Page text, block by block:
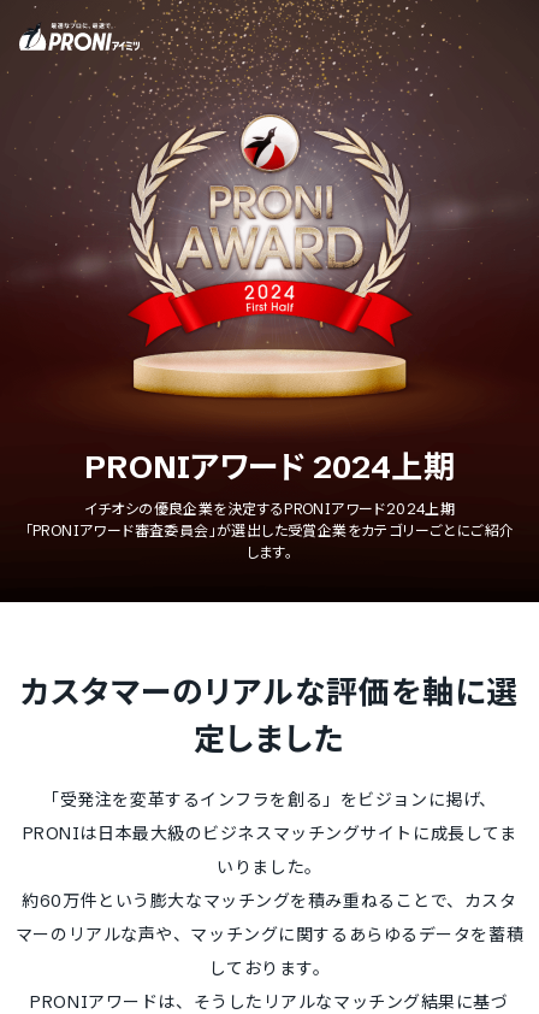
PRONIアワード 2024上期
イチオシの優良企業を決定するPRONIアワード2024上期
「PRONIアワード審査委員会」が選出した受賞企業をカテゴリーごとにご紹介
します。
カスタマーのリアルな評価を軸に選
定しました
「受発注を変革するインフラを創る」をビジョンに掲げ、
PRONIは日本最大級のビジネスマッチングサイトに成長してま
いりました。
約60万件という膨大なマッチングを積み重ねることで、カスタ
マーのリアルな声や、マッチングに関するあらゆるデータを蓄積
しております。
PRONIアワードは、そうしたリアルなマッチング結果に基づ